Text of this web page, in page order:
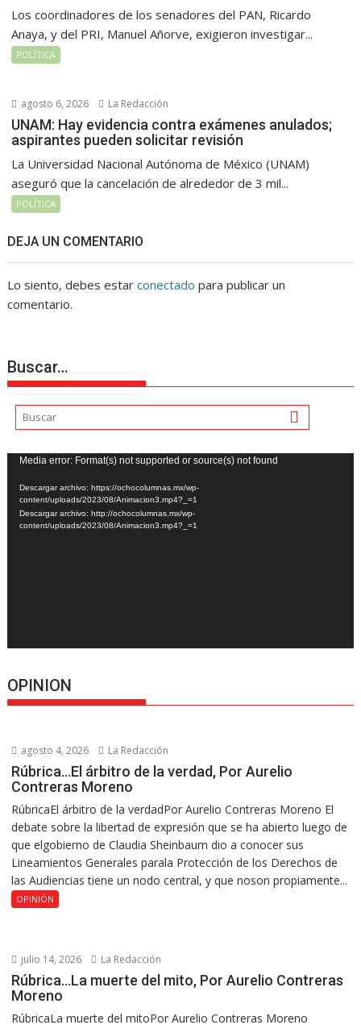
Los coordinadores de los senadores del PAN, Ricardo
Anaya, y del PRI, Manuel Añorve, exigieron investigar...
POLÍTICA
agosto 6, 2026 La Redacción
UNAM: Hay evidencia contra exámenes anulados;
aspirantes pueden solicitar revisión
La Universidad Nacional Autónoma de México (UNAM)
aseguró que la cancelación de alrededor de 3 mil...
POLÍTICA
DEJA UN COMENTARIO
Lo siento, debes estarconectado para publicar un
comentario.
Buscar…
Reproductor
de
vídeo
Media error: Format(s) not supported or source(s) not found
Descargar archivo: https://ochocolumnas.mx/wp-
content/uploads/2023/08/Animacion3.mp4?_=1
Descargar archivo: http://ochocolumnas.mx/wp-
content/uploads/2023/08/Animacion3.mp4?_=1
OPINION
agosto 4, 2026 La Redacción
Rúbrica…El árbitro de la verdad, Por Aurelio
Contreras Moreno
RúbricaEl árbitro de la verdadPor Aurelio Contreras Moreno El
debate sobre la libertad de expresión que se ha abierto luego de
que elgobierno de Claudia Sheinbaum dio a conocer sus
Lineamientos Generales parala Protección de los Derechos de
las Audiencias tiene un nodo central, y que noson propiamente...
OPINIÓN
julio 14, 2026 La Redacción
Rúbrica…La muerte del mito, Por Aurelio Contreras
Moreno
RúbricaLa muerte del mitoPor Aurelio Contreras Moreno